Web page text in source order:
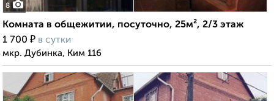
8
Комната в общежитии, посуточно, 25м², 2/3 этаж
1 700 ₽ в сутки
мкр. Дубинка, Ким 116